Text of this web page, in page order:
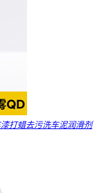
打蜡去污洗车泥润滑剂